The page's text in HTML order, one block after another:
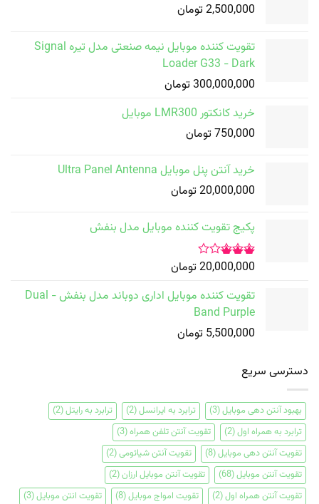
2,500,000 تومان
تقویت کننده موبایل نیمه صنعتی مدل تیره Signal
Loader G33 - Dark
300,000,000 تومان
خرید کانکتور LMR300 موبایل
750,000 تومان
خرید آنتن پنل موبایل Ultra Panel Antenna
20,000,000 تومان
پکیج تقویت کننده موبایل مدل بنفش
امتیاز
3.00
از 5
20,000,000 تومان
تقویت کننده موبایل اداری دوباند مدل بنفش - Dual
Band Purple
5,500,000 تومان
دسترسی سریع
بهبود آنتن دهی موبایل(3) ترابرد به ایرانسل(2) ترابرد به رایتل(2)
ترابرد به همراه اول(2) تقویت آنتن تلفن همراه(3)
تقویت آنتن دهی موبایل(8) تقویت آنتن شیائومی(2)
تقویت آنتن موبایل(68) تقویت آنتن موبایل ارزان(2)
تقویت آنتن همراه اول(2) تقویت امواج موبایل(8) تقویت انتن موبایل(3)